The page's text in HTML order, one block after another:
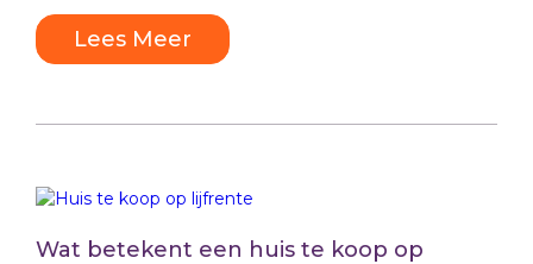
Lees Meer
Wat betekent een huis te koop op